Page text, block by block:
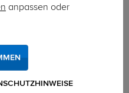
anpassen oder